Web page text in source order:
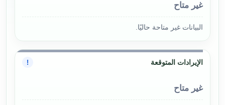
غير متاح
البيانات غير متاحة حاليًا.
الإيرادات المتوقعة !
غير متاح